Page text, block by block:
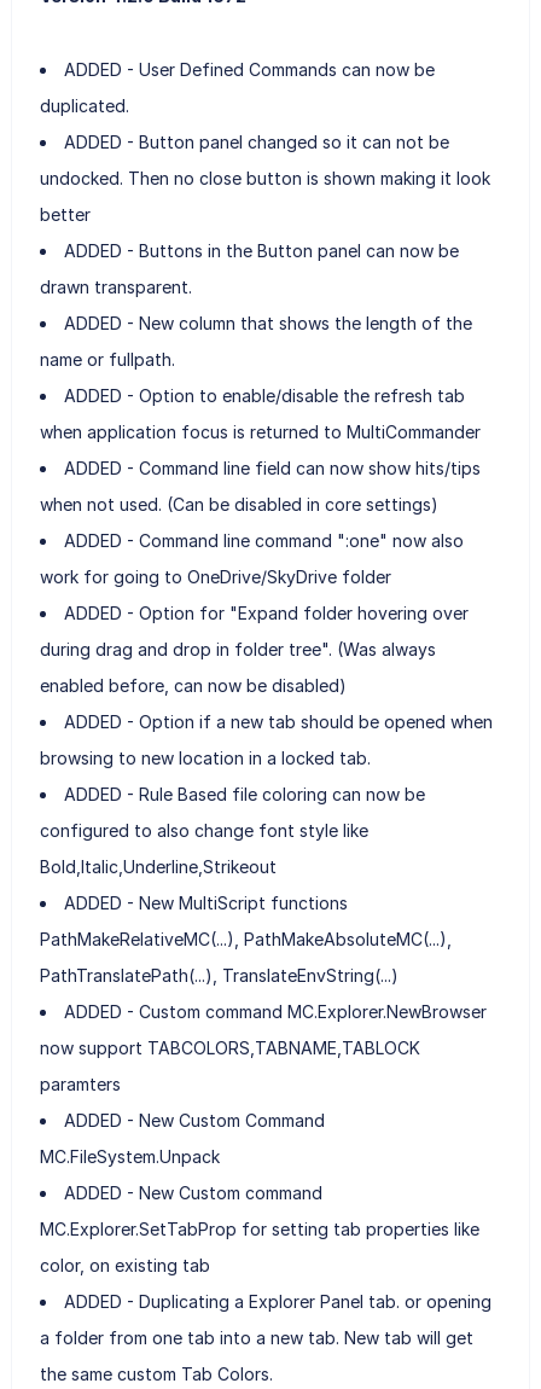
ADDED - User Defined Commands can now be
duplicated.
ADDED - Button panel changed so it can not be
undocked. Then no close button is shown making it look
better
ADDED - Buttons in the Button panel can now be
drawn transparent.
ADDED - New column that shows the length of the
name or fullpath.
ADDED - Option to enable/disable the refresh tab
when application focus is returned to MultiCommander
ADDED - Command line field can now show hits/tips
when not used. (Can be disabled in core settings)
ADDED - Command line command ":one" now also
work for going to OneDrive/SkyDrive folder
ADDED - Option for "Expand folder hovering over
during drag and drop in folder tree". (Was always
enabled before, can now be disabled)
ADDED - Option if a new tab should be opened when
browsing to new location in a locked tab.
ADDED - Rule Based file coloring can now be
configured to also change font style like
Bold,Italic,Underline,Strikeout
ADDED - New MultiScript functions
PathMakeRelativeMC(...), PathMakeAbsoluteMC(...),
PathTranslatePath(...), TranslateEnvString(...)
ADDED - Custom command MC.Explorer.NewBrowser
now support TABCOLORS,TABNAME,TABLOCK
paramters
ADDED - New Custom Command
MC.FileSystem.Unpack
ADDED - New Custom command
MC.Explorer.SetTabProp for setting tab properties like
color, on existing tab
ADDED - Duplicating a Explorer Panel tab. or opening
a folder from one tab into a new tab. New tab will get
the same custom Tab Colors.